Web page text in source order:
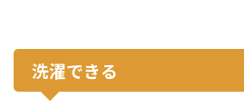
洗濯できる